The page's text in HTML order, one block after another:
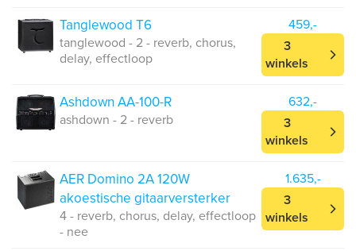
Tanglewood T6
tanglewood - 2 - reverb, chorus,
delay, effectloop
459,-
3
winkels
Ashdown AA-100-R
ashdown - 2 - reverb
632,-
3
winkels
AER Domino 2A 120W
akoestische gitaarversterker
4 - reverb, chorus, delay, effectloop
- nee
1.635,-
3
winkels